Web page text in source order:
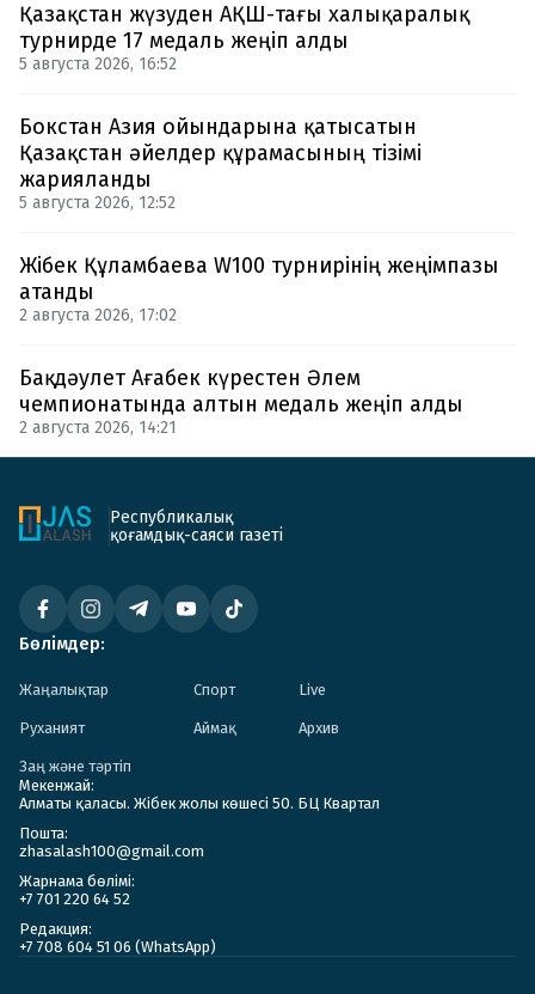
Қазақстан жүзуден АҚШ-тағы халықаралық
турнирде 17 медаль жеңіп алды
5 августа 2026, 16:52
Бокстан Азия ойындарына қатысатын
Қазақстан әйелдер құрамасының тізімі
жарияланды
5 августа 2026, 12:52
Жібек Құламбаева W100 турнирінің жеңімпазы
атанды
2 августа 2026, 17:02
Бақдәулет Ағабек күрестен Әлем
чемпионатында алтын медаль жеңіп алды
2 августа 2026, 14:21
Республикалық
қоғамдық-саяси газеті
Бөлімдер:
Жаңалықтар Спорт Live
Руханият Аймақ Архив
Заң және тәртіп
Мекенжай:
Алматы қаласы. Жібек жолы көшесі 50. БЦ Квартал
Пошта:
zhasalash100@gmail.com
Жарнама бөлімі:
+7 701 220 64 52
Редакция:
+7 708 604 51 06 (WhatsApp)